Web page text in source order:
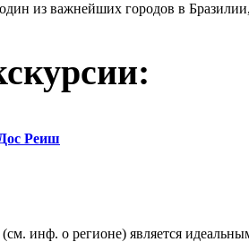
из важнейших городов в
Реиш
инф. о регионе) является